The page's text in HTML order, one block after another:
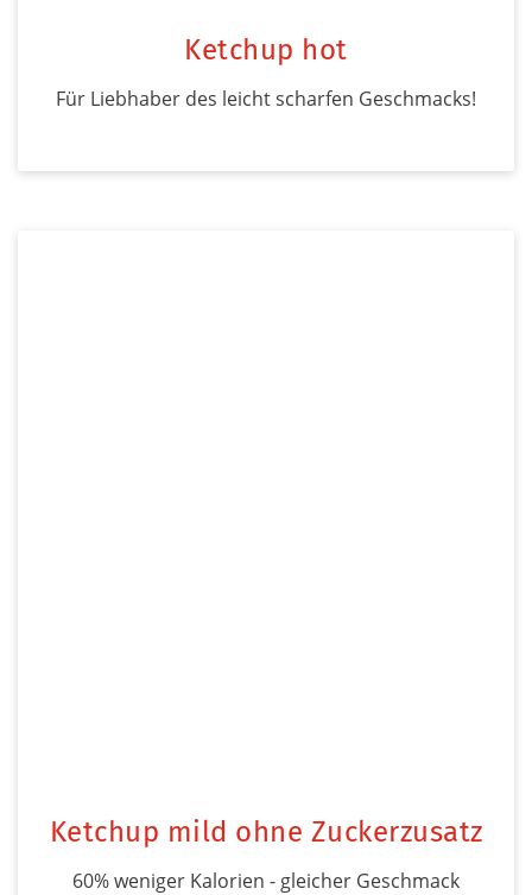
Ketchup hot
Für Liebhaber des leicht scharfen Geschmacks!
Ketchup mild ohne Zuckerzusatz
60% weniger Kalorien - gleicher Geschmack